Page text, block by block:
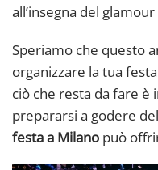
all’insegna del glamour
Speriamo che questo
organizzare la tua
ciò che resta da fare è
prepararsi a godere
festa a Milano può